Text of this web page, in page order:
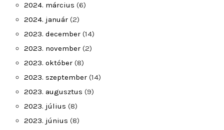
2024. március (6)
2024. január (2)
2023. december (14)
2023. november (2)
2023. október (8)
2023. szeptember (14)
2023. augusztus (9)
2023. július (8)
2023. június (8)